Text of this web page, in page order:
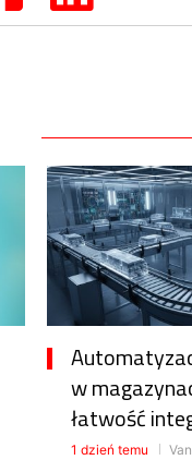
w
łatwość
1 dzień temu